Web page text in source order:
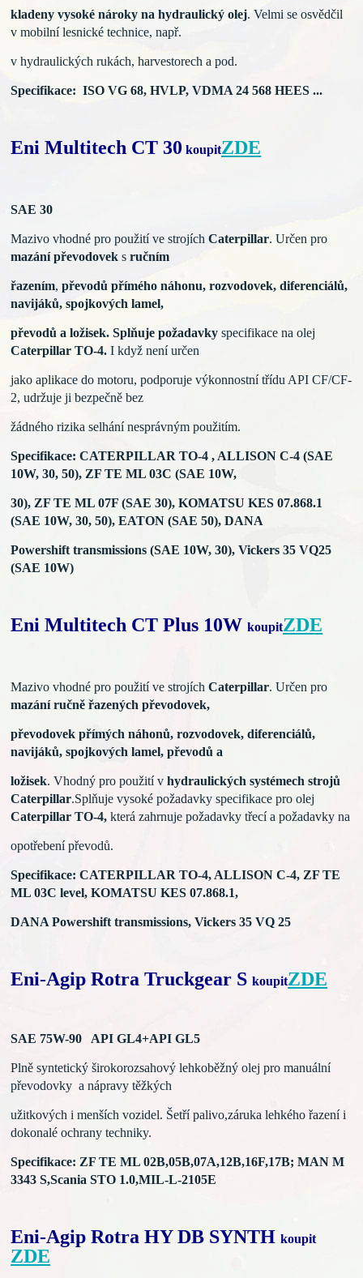
kladenyvysoké nároky na hydraulickýolej. Velmi se osvědčil
v mobilní lesnické technice, např.
v hydraulických rukách, harvestorech a pod.
Specifikace: ISO VG 68, HVLP, VDMA 24 568 HEES ...
Eni Multitech CT 30 koupitZDE
SAE 30
Mazivo vhodné pro použití ve strojíchCaterpillar. Určen pro
mazání převodovek sručním
řazením,převodů přímého náhonu, rozvodovek, diferenciálů,
navijáků, spojkových lamel,
převodů aložisek.Splňuje požadavky specifikace na olej
Caterpillar TO-4. I když není určen
jako aplikace do motoru, podporuje výkonnostní třídu API CF/CF-
2, udržuje ji bezpečně bez
žádného rizika selhání nesprávným použitím.
Specifikace:CATERPILLAR TO-4 , ALLISON C-4 (SAE
10W, 30, 50), ZF TE ML 03C (SAE 10W,
30), ZF TE ML 07F (SAE 30), KOMATSU KES 07.868.1
(SAE 10W, 30, 50), EATON (SAE 50), DANA
Powershift transmissions (SAE 10W, 30), Vickers 35 VQ25
(SAE 10W)
Eni Multitech CT Plus 10WkoupitZDE
Mazivo vhodné pro použití ve strojíchCaterpillar. Určen pro
mazání ručně řazených převodovek,
převodovek přímých náhonů, rozvodovek, diferenciálů,
navijáků, spojkových lamel, převodů a
ložisek. Vhodný pro použití vhydraulických systémech strojů
Caterpillar.Splňuje vysoké požadavky specifikace pro olej
Caterpillar TO-4, kterázahrnuje požadavky třecí a požadavky na
opotřebení převodů.
Specifikace:CATERPILLAR TO-4, ALLISON C-4, ZF TE
ML 03C level, KOMATSU KES 07.868.1,
DANA Powershift transmissions, Vickers 35 VQ 25
Eni-Agip Rotra Truckgear SkoupitZDE
SAE 75W-90 API GL4+API GL5
Plně syntetický širokorozsahový lehkoběžný olej promanuální
převodovky a nápravy těžkých
užitkovýchi menších vozidel. Šetří palivo,záruka lehkého řazeníi
dokonalé ochrany techniky.
Specifikace: ZF TE ML 02B,05B,07A,12B,16F,17B;MAN M
3343 S,Scania STO 1.0,MIL-L-2105E
Eni-Agip Rotra HY DB SYNTHkoupit
ZDE